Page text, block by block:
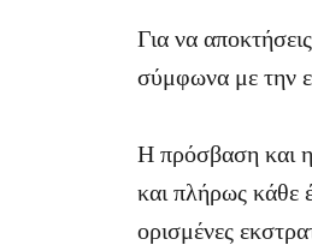
Για να
σύμφωνα με την
Η πρόσβαση και
και πλήρως κάθε
ορισμένες